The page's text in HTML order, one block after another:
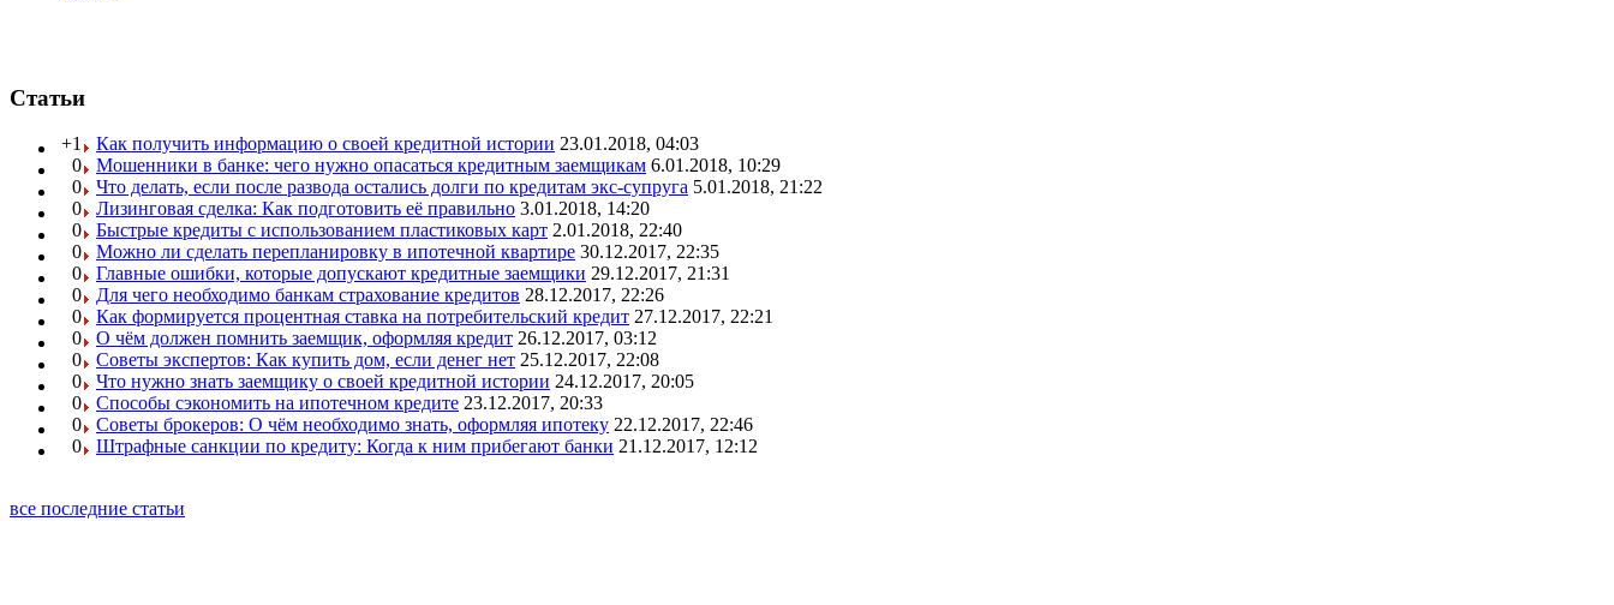
Статьи
+1 Как получить информацию о своей кредитной истории 23.01.2018, 04:03
0
Мошенники в банке: чего нужно опасаться кредитным заемщикам 6.01.2018, 10:29
0
Что делать, если после развода остались долги по кредитам экс-супруга 5.01.2018, 21:22
0
Лизинговая сделка: Как подготовить её правильно 3.01.2018, 14:20
0
Быстрые кредиты с использованием пластиковых карт 2.01.2018, 22:40
0
Можно ли сделать перепланировку в ипотечной квартире 30.12.2017, 22:35
0
Главные ошибки, которые допускают кредитные заемщики 29.12.2017, 21:31
0
Для чего необходимо банкам страхование кредитов 28.12.2017, 22:26
0
Как формируется процентная ставка на потребительский кредит 27.12.2017, 22:21
0
О чём должен помнить заемщик, оформляя кредит 26.12.2017, 03:12
0
Советы экспертов: Как купить дом, если денег нет 25.12.2017, 22:08
0
Что нужно знать заемщику о своей кредитной истории 24.12.2017, 20:05
0
Способы сэкономить на ипотечном кредите 23.12.2017, 20:33
0
Советы брокеров: О чём необходимо знать, оформляя ипотеку 22.12.2017, 22:46
0
Штрафные санкции по кредиту: Когда к ним прибегают банки 21.12.2017, 12:12
все последние статьи